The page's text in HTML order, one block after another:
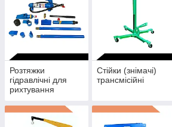
Розтяжки
гідравлічні для
рихтування
Стійки (знімачі)
трансмісійні